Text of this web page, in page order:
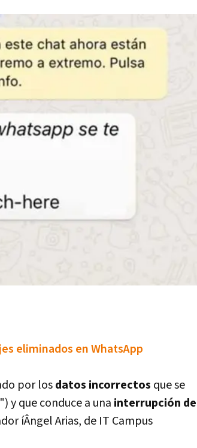
eliminados en WhatsApp
por losdatos incorrectos que se
y que conduce a una interrupción de
íÂngel Arias, de IT Campus